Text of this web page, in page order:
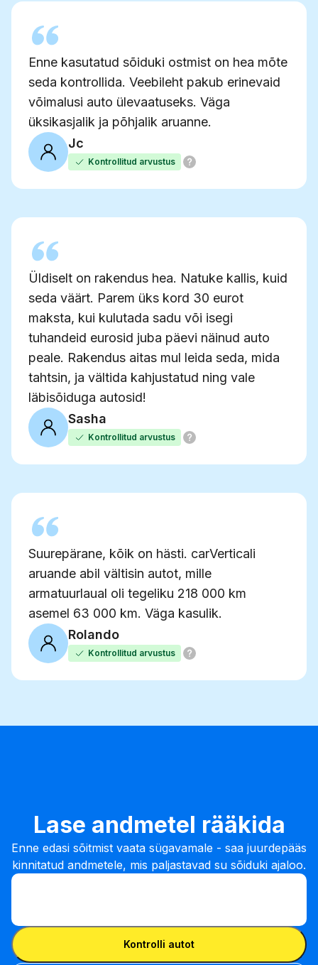
Enne kasutatud sõiduki ostmist on hea mõte
seda kontrollida. Veebileht pakub erinevaid
võimalusi auto ülevaatuseks. Väga
üksikasjalik ja põhjalik aruanne.
Jc
Kontrollitud arvustus
Üldiselt on rakendus hea. Natuke kallis, kuid
seda väärt. Parem üks kord 30 eurot
maksta, kui kulutada sadu või isegi
tuhandeid eurosid juba päevi näinud auto
peale. Rakendus aitas mul leida seda, mida
tahtsin, ja vältida kahjustatud ning vale
läbisõiduga autosid!
Sasha
Kontrollitud arvustus
Suurepärane, kõik on hästi. carVerticali
aruande abil vältisin autot, mille
armatuurlaual oli tegeliku 218 000 km
asemel 63 000 km. Väga kasulik.
Rolando
Kontrollitud arvustus
Lase andmetel rääkida
Enne edasi sõitmist vaata sügavamale - saa juurdepääs
kinnitatud andmetele, mis paljastavad su sõiduki ajaloo.
Sisesta VIN-kood
Sisesta VIN-kood
Kontrolli autot